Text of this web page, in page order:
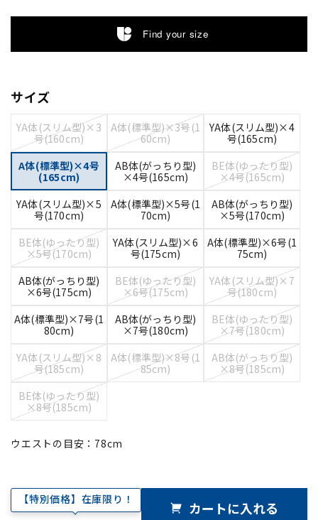
Find your size
サイズ
YA体(スリム型)×3
号(160cm)
A体(標準型)×3号(1
60cm)
YA体(スリム型)×4
号(165cm)
A体(標準型)×4号
(165cm)
AB体(がっちり型)
×4号(165cm)
BE体(ゆったり型)
×4号(165cm)
YA体(スリム型)×5
号(170cm)
A体(標準型)×5号(1
70cm)
AB体(がっちり型)
×5号(170cm)
BE体(ゆったり型)
×5号(170cm)
YA体(スリム型)×6
号(175cm)
A体(標準型)×6号(1
75cm)
AB体(がっちり型)
×6号(175cm)
BE体(ゆったり型)
×6号(175cm)
YA体(スリム型)×7
号(180cm)
A体(標準型)×7号(1
80cm)
AB体(がっちり型)
×7号(180cm)
BE体(ゆったり型)
×7号(180cm)
YA体(スリム型)×8
号(185cm)
A体(標準型)×8号(1
85cm)
AB体(がっちり型)
×8号(185cm)
BE体(ゆったり型)
×8号(185cm)
ウエストの目安： 78cm
【特別価格】在庫限り！ カートに入れる